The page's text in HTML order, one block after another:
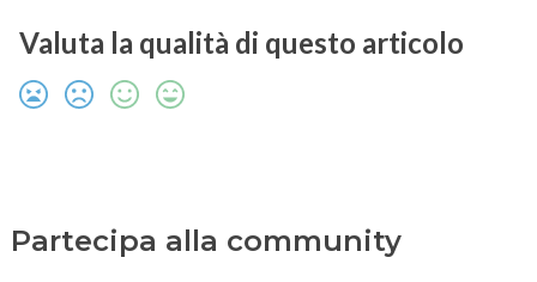
Valuta la qualità di questo articolo
Partecipa alla community